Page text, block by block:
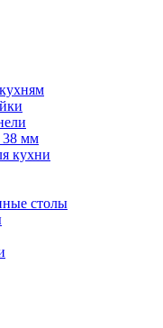
мм
кухни
столы